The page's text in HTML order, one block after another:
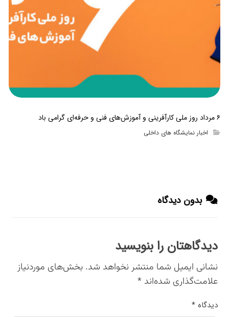
۶ مرداد روز ملی کارآفرینی و آموزش‌های فنی و حرفه‌ای گرامی باد
اخبار نمایشگاه های داخلی
بدون دیدگاه
دیدگاهتان را بنویسید
نشانی ایمیل شما منتشر نخواهد شد. بخش‌های موردنیاز
علامت‌گذاری شده‌اند*
دیدگاه*